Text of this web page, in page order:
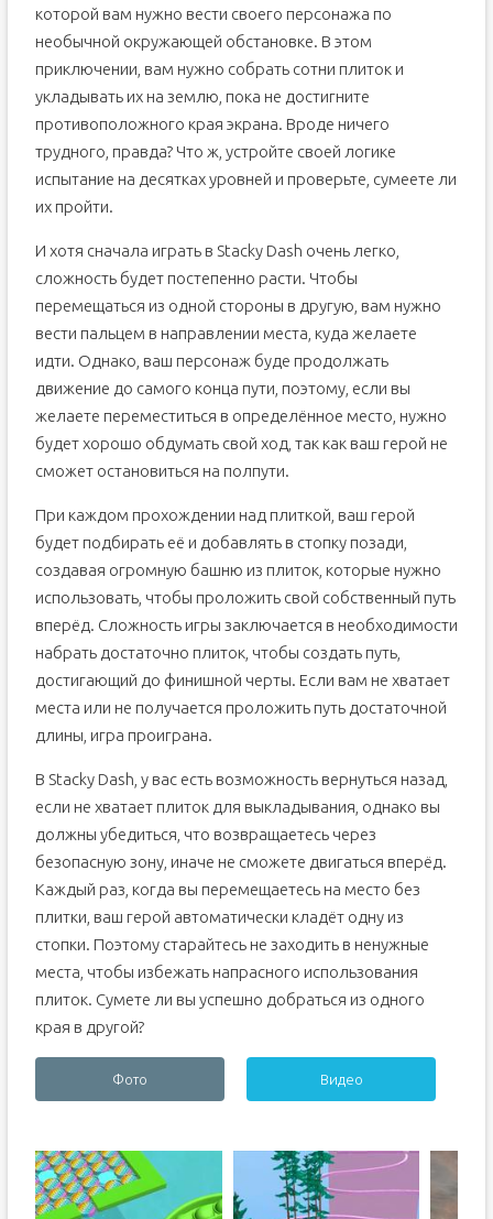
которой вам нужно вести своего персонажа по
необычной окружающей обстановке. В этом
приключении, вам нужно собрать сотни плиток и
укладывать их на землю, пока не достигните
противоположного края экрана. Вроде ничего
трудного, правда? Что ж, устройте своей логике
испытание на десятках уровней и проверьте, сумеете ли
их пройти.
И хотя сначала играть в Stacky Dash очень легко,
сложность будет постепенно расти. Чтобы
перемещаться из одной стороны в другую, вам нужно
вести пальцем в направлении места, куда желаете
идти. Однако, ваш персонаж буде продолжать
движение до самого конца пути, поэтому, если вы
желаете переместиться в определённое место, нужно
будет хорошо обдумать свой ход, так как ваш герой не
сможет остановиться на полпути.
При каждом прохождении над плиткой, ваш герой
будет подбирать её и добавлять в стопку позади,
создавая огромную башню из плиток, которые нужно
использовать, чтобы проложить свой собственный путь
вперёд. Сложность игры заключается в необходимости
набрать достаточно плиток, чтобы создать путь,
достигающий до финишной черты. Если вам не хватает
места или не получается проложить путь достаточной
длины, игра проиграна.
В Stacky Dash, у вас есть возможность вернуться назад,
если не хватает плиток для выкладывания, однако вы
должны убедиться, что возвращаетесь через
безопасную зону, иначе не сможете двигаться вперёд.
Каждый раз, когда вы перемещаетесь на место без
плитки, ваш герой автоматически кладёт одну из
стопки. Поэтому старайтесь не заходить в ненужные
места, чтобы избежать напрасного использования
плиток. Сумете ли вы успешно добраться из одного
края в другой?
Фото Видео